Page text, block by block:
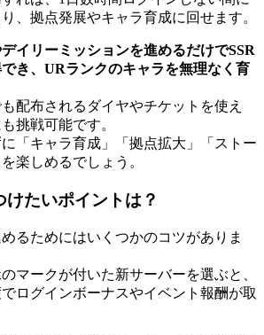
、拠点発展やキャラ育成に回せます。
イリーミッションを進めるだけでSSR
き、URランクのキャラを無理なく育
配布されるダイヤやチケットを使え
挑戦可能です。
「キャラ育成」「拠点拡大」「ストー
楽しめるでしょう。
たいポイントは？
るためにはいくつかのコツがありま
マークが付いた新サーバーを選ぶと、
ログインボーナスやイベント報酬が取